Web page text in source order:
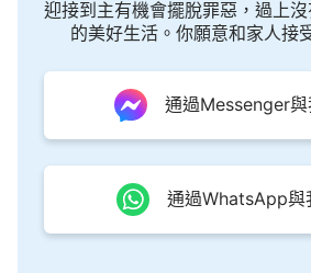
説，他的意念、他的話語、他的
一樣工作，都是一幅無與倫比的
造之物來説，它的意義與價值是
及的。當神賜給人應許之後，無
在做什麽，無論他得着應許前後
論他的生存環境發生了多大的
掌。神所説的話不管經過了多長
剛剛發生一樣。這就是説，神有
迎接到主有機會擺脫罪惡，過上
的美好生活。你願意和家人接
通過Messenger與
通過WhatsApp與